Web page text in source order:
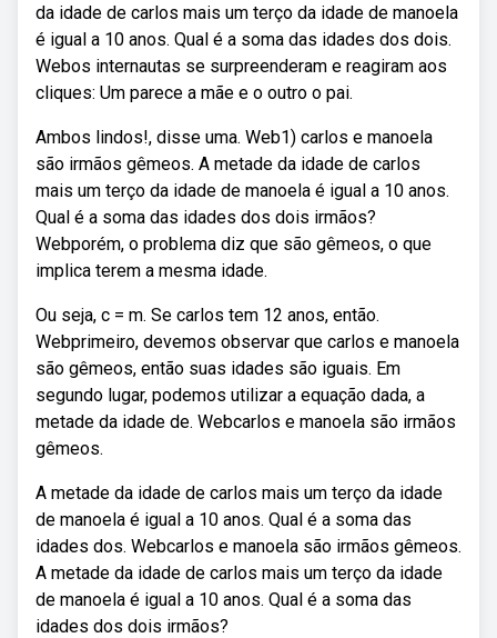
da idade de carlos mais um terço da idade de manoela
é igual a 10 anos. Qual é a soma das idades dos dois.
Webos internautas se surpreenderam e reagiram aos
cliques: Um parece a mãe e o outro o pai.
Ambos lindos!, disse uma. Web1) carlos e manoela
são irmãos gêmeos. A metade da idade de carlos
mais um terço da idade de manoela é igual a 10 anos.
Qual é a soma das idades dos dois irmãos?
Webporém, o problema diz que são gêmeos, o que
implica terem a mesma idade.
Ou seja, c = m. Se carlos tem 12 anos, então.
Webprimeiro, devemos observar que carlos e manoela
são gêmeos, então suas idades são iguais. Em
segundo lugar, podemos utilizar a equação dada, a
metade da idade de. Webcarlos e manoela são irmãos
gêmeos.
A metade da idade de carlos mais um terço da idade
de manoela é igual a 10 anos. Qual é a soma das
idades dos. Webcarlos e manoela são irmãos gêmeos.
A metade da idade de carlos mais um terço da idade
de manoela é igual a 10 anos. Qual é a soma das
idades dos dois irmãos?